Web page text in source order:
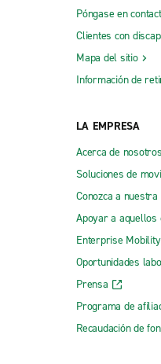
Póngase en
Clientes con
Mapa del sitio
Información de
LA EMPRESA
Acerca de nosotros
Soluciones de
Conozca a nuestra
Apoyar a aquellos
Enterprise Mobility
Oportunidades
Prensa
Programa de
Recaudación de